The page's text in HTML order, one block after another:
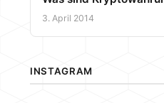
3. April 2014
INSTAGRAM